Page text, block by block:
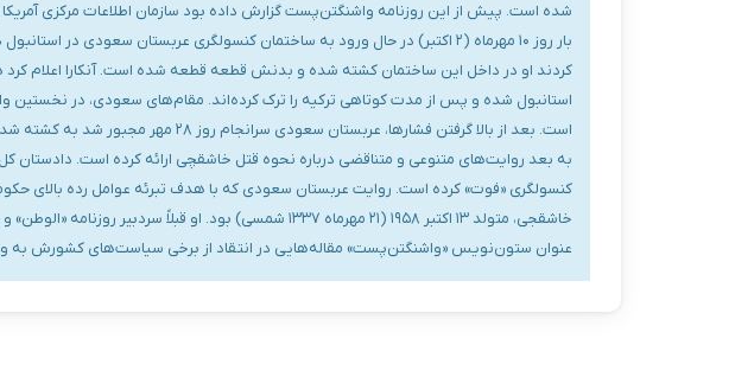
شده است. پیش از این روزنامه واشنگتن‌پست گزارش داده بود سازمان اطلاعات مرکزی
بار روز ۱۰ مهرماه (۲ اکتبر) در حال ورود به ساختمان کنسولگری عربستان
استانبول شده و پس از مدت کوتاهی ترکیه را ترک کرده‌اند. مقام‌های سعودی، در نخستین
است. بعد از بالا گرفتن فشارها،
به بعد روایت‌های متنوعی و متناقضی درباره نحوه قتل خاشقچی ارائه کرده است.
کنسولگری «فوت» کرده است. روایت عربستان سعودی که با هدف تبرئه عوامل رده بالای
عنوان ستون‌نویس «واشنگتن‌پست» مقاله‌هایی در انتقاد از برخی سیاست‌های کشورش به